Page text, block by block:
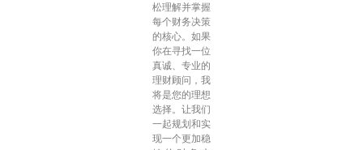
松理解并掌握
每个财务决策
的核心。如果
你在寻找一位
真诚、专业的
理财顾问，我
将是您的理想
选择。让我们
一起规划和实
现一个更加稳